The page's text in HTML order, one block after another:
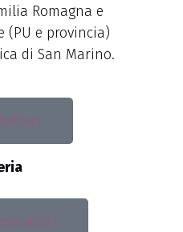
Romagna e
(PU e provincia)
di San Marino.